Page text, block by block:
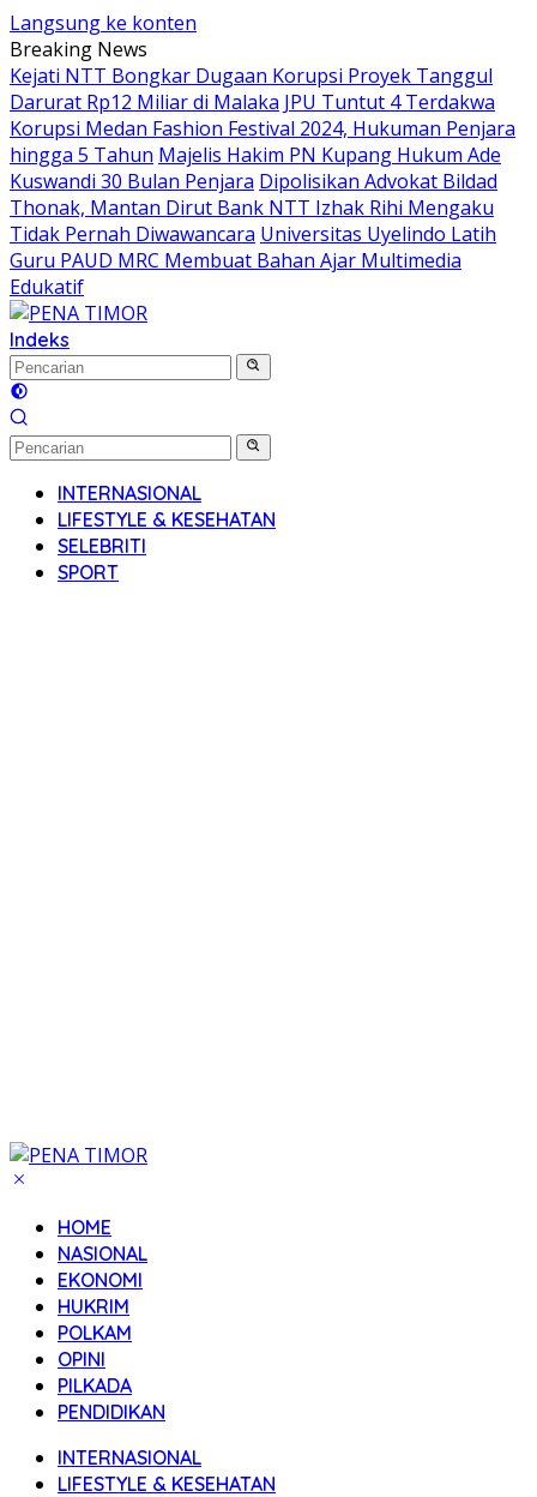
Langsung ke konten
Breaking News
Kejati NTT Bongkar Dugaan Korupsi Proyek Tanggul
Darurat Rp12 Miliar di Malaka JPU Tuntut 4 Terdakwa
Korupsi Medan Fashion Festival 2024, Hukuman Penjara
hingga 5 Tahun Majelis Hakim PN Kupang Hukum Ade
Kuswandi 30 Bulan Penjara Dipolisikan Advokat Bildad
Thonak, Mantan Dirut Bank NTT Izhak Rihi Mengaku
Tidak Pernah Diwawancara Universitas Uyelindo Latih
Guru PAUD MRC Membuat Bahan Ajar Multimedia
Edukatif
Indeks
INTERNASIONAL
LIFESTYLE & KESEHATAN
SELEBRITI
SPORT
HOME
NASIONAL
EKONOMI
HUKRIM
POLKAM
OPINI
PILKADA
PENDIDIKAN
INTERNASIONAL
LIFESTYLE & KESEHATAN